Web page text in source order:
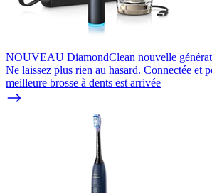
NOUVEAU DiamondClean nouvelle
Ne laissez plus rien au hasard. Connectée et
meilleure brosse à dents est arrivée